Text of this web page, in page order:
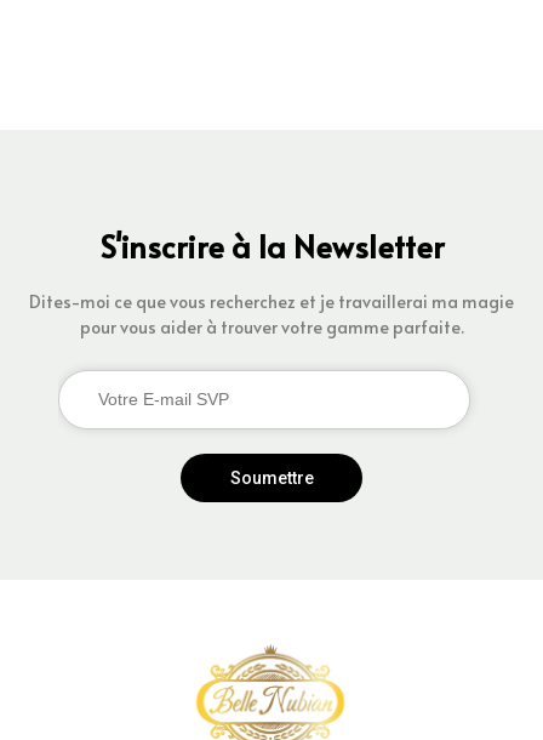
S'inscrire à la Newsletter
Dites-moi ce que vous recherchez et je travaillerai ma magie
pour vous aider à trouver votre gamme parfaite.
Soumettre